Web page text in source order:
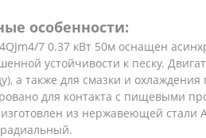
особенности:
4QJm4/7 0.37 кВт 50м оснащен
устойчивости к песку.
а также для смазки и
для контакта с пищевыми
изготовлен из нержавеющей